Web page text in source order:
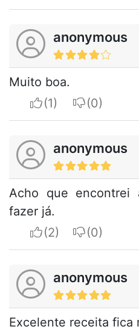
anonymous
Muito boa.
I apreciateI do not
anonymous
Acho que encontrei
fazer já.
I apreciateI do not
anonymous
Excelente receita fica